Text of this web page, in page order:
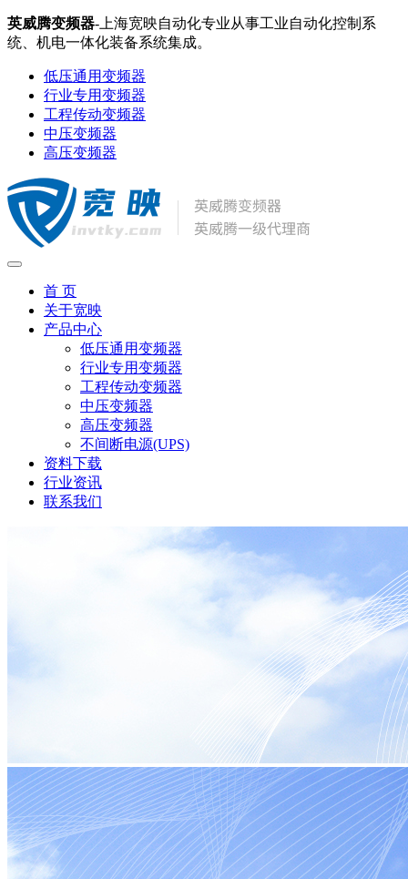
英威腾变频器-上海宽映自动化专业从事工业自动化控制系
统、机电一体化装备系统集成。
低压通用变频器
行业专用变频器
工程传动变频器
中压变频器
高压变频器
首 页
关于宽映
产品中心
低压通用变频器
行业专用变频器
工程传动变频器
中压变频器
高压变频器
不间断电源(UPS)
资料下载
行业资讯
联系我们